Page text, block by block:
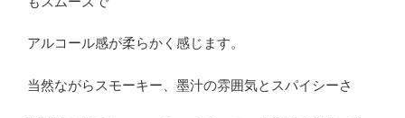
アルコール感が柔らかく感じます。
当然ながらスモーキー、墨汁の雰囲気とスパイシーさ